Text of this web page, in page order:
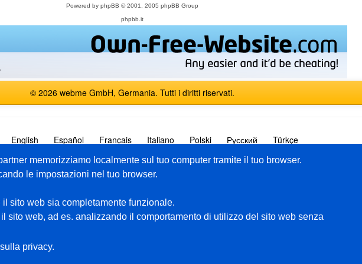
Powered by phpBB © 2001, 2005 phpBB Group
phpbb.it
© 2026 webme GmbH, Germania. Tutti i diritti riservati.
English Español Français Italiano Polski Русский Türkçe
Homepage gratuita
Privato
Pagine come esempio
Forum
Protezione della
Enti di accertamento
memorizziamo localmente sul tuo computer tramite il tuo browser.
le impostazioni nel tuo browser.
sito web sia completamente funzionale.
web, ad es. analizzando il comportamento di utilizzo del sito web senza
privacy.